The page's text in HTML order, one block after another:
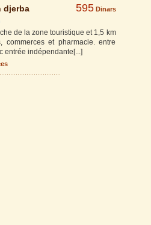
djerba 595 Dinars
de la zone touristique et 1,5 km
et pharmacie. entre
entrée indépendante [...]